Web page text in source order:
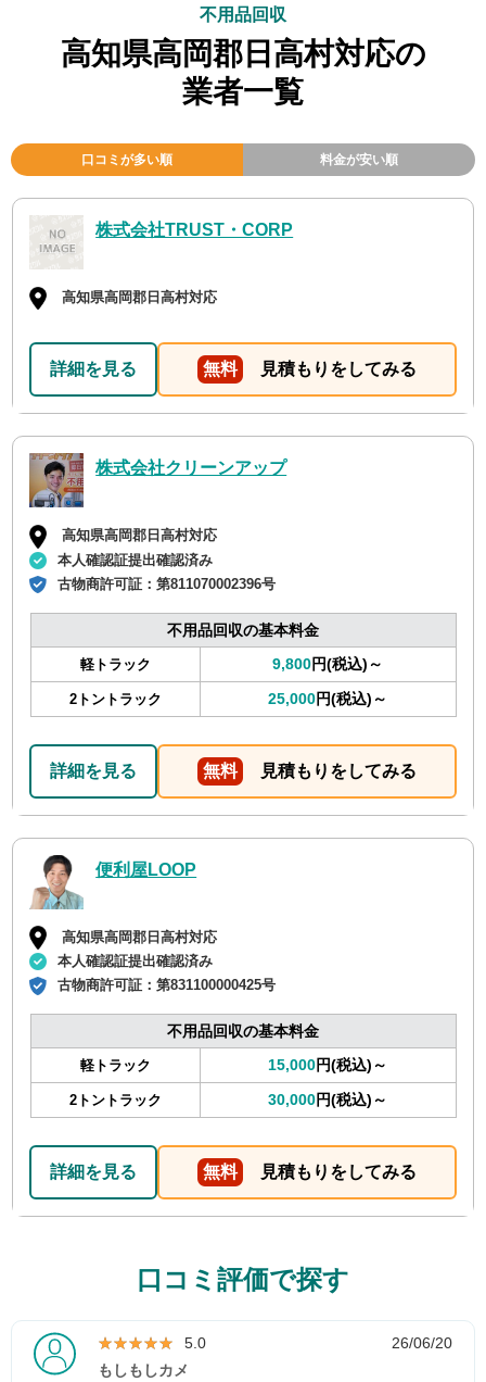
不用品回収
高知県高岡郡日高村対応の
業者一覧
口コミが多い順 料金が安い順
株式会社TRUST・CORP
高知県高岡郡日高村対応
詳細を見る 無料 見積もりをしてみる
株式会社クリーンアップ
高知県高岡郡日高村対応
本人確認証提出確認済み
古物商許可証：第811070002396号
不用品回収の基本料金
軽トラック 9,800円(税込)～
2トントラック 25,000円(税込)～
詳細を見る 無料 見積もりをしてみる
便利屋LOOP
高知県高岡郡日高村対応
本人確認証提出確認済み
古物商許可証：第831100000425号
不用品回収の基本料金
軽トラック 15,000円(税込)～
2トントラック 30,000円(税込)～
詳細を見る 無料 見積もりをしてみる
口コミ評価で探す
★★★★★
★★★★★ 5.0
26/06/20
もしもしカメ